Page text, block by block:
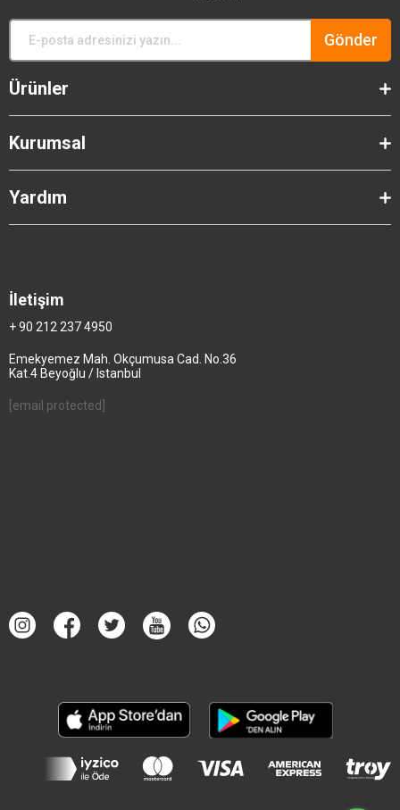
Gönder
Ürünler
Kurumsal
Yardım
İletişim
+ 90 212 237 4950
Emekyemez Mah. Okçumusa Cad. No.36
Kat.4 Beyoğlu / Istanbul
[email protected]